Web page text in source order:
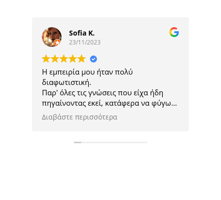
minos ceramics
21/11/2023
Άρτια κατάρτιση, επαγγελματική
εξυπηρέτηση σε φιλικό περιβάλλον με
εύστοχες συμβουλές και προτάσεις για
τη διαφήμιση της επιχείρησης μας.